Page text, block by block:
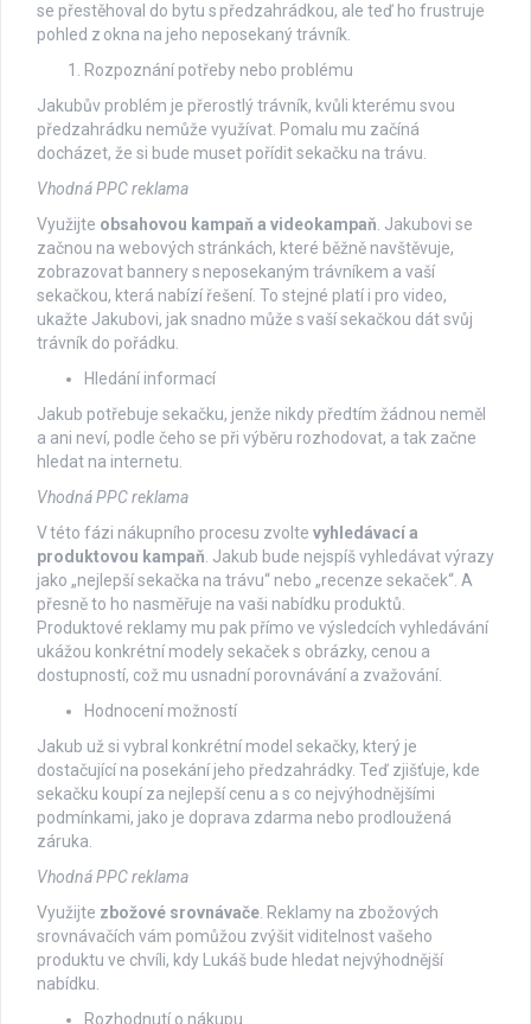
se přestěhoval do bytu s předzahrádkou, ale teď ho frustruje
pohled z okna na jeho neposekaný trávník.
Rozpoznání potřeby nebo problému
Jakubův problém je přerostlý trávník, kvůli kterému svou
předzahrádku nemůže využívat. Pomalu mu začíná
docházet, že si bude muset pořídit sekačku na trávu.
Vhodná PPC reklama
Využijte obsahovou kampaň a videokampaň . Jakubovi se
začnou na webových stránkách, které běžně navštěvuje,
zobrazovat bannery s neposekaným trávníkem a vaší
sekačkou, která nabízí řešení. To stejné platí i pro video,
ukažte Jakubovi, jak snadno může s vaší sekačkou dát svůj
trávník do pořádku.
Hledání informací
Jakub potřebuje sekačku, jenže nikdy předtím žádnou neměl
a ani neví, podle čeho se při výběru rozhodovat, a tak začne
hledat na internetu.
Vhodná PPC reklama
V této fázi nákupního procesu zvolte vyhledávací a
produktovou kampaň . Jakub bude nejspíš vyhledávat výrazy
jako „nejlepší sekačka na trávu“ nebo „recenze sekaček“. A
přesně to ho nasměřuje na vaši nabídku produktů.
Produktové reklamy mu pak přímo ve výsledcích vyhledávání
ukážou konkrétní modely sekaček s obrázky, cenou a
dostupností, což mu usnadní porovnávání a zvažování.
Hodnocení možností
Jakub už si vybral konkrétní model sekačky, který je
dostačující na posekání jeho předzahrádky. Teď zjišťuje, kde
sekačku koupí za nejlepší cenu a s co nejvýhodnějšími
podmínkami, jako je doprava zdarma nebo prodloužená
záruka.
Vhodná PPC reklama
Využijte zbožové srovnávače . Reklamy na zbožových
srovnávačích vám pomůžou zvýšit viditelnost vašeho
produktu ve chvíli, kdy Lukáš bude hledat nejvýhodnější
nabídku.
Rozhodnutí o nákupu